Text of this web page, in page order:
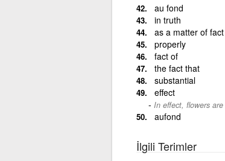
au fond
in truth
as a matter of fact
properly
fact of
the fact that
substantial
effect
In effect, flowers
aufond
İlgili Terimler